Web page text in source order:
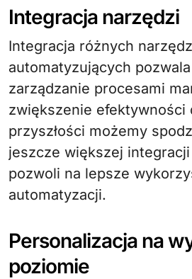
Integracja narzędzi
Integracja różnych
automatyzujących
zarządzanie procesami
zwiększenie efektywności
przyszłości możemy
jeszcze większej
pozwoli na lepsze
automatyzacji.
Personalizacja na
poziomie